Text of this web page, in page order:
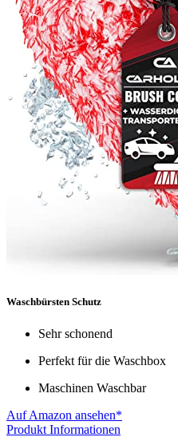
Waschbürsten Schutz
Sehr schonend
Perfekt für die Waschbox
Maschinen Waschbar
Auf Amazon ansehen*
Produkt Informationen